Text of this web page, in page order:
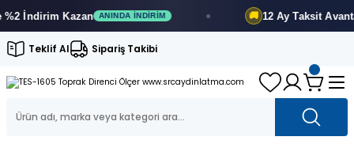
İndirimKazan ANINDA İNDIRIM 12 AyTaksit Avantajı
Teklif Al Sipariş Takibi